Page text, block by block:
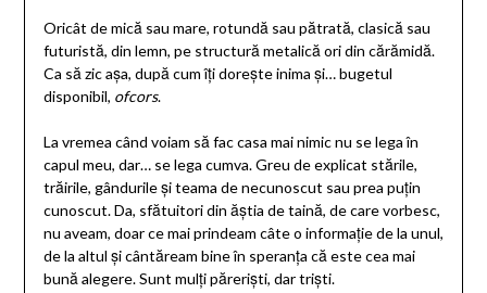
Oricât de mică sau mare, rotundă sau pătrată, clasică sau
futuristă, din lemn, pe structură metalică ori din cărămidă.
Ca să zic așa, după cum îți dorește inima și… bugetul
disponibil, ofcors.
La vremea când voiam să fac casa mai nimic nu se lega în
capul meu, dar… se lega cumva. Greu de explicat stările,
trăirile, gândurile și teama de necunoscut sau prea puțin
cunoscut. Da, sfătuitori din ăștia de taină, de care vorbesc,
nu aveam, doar ce mai prindeam câte o informație de la unul,
de la altul și cântăream bine în speranța că este cea mai
bună alegere. Sunt mulți păreriști, dar triști.